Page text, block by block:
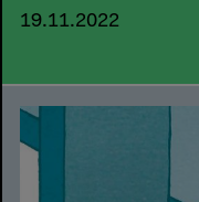
19.11.2022